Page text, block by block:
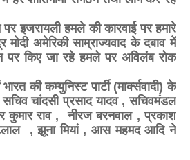
इजरायली हमले की कारवाई पर हमारे
अमेरिकी साम्राज्यवाद के दबाव में
पर किए जा रहे हमले पर अविलंब रोक
कम्युनिस्ट पार्टी (मार्क्सवादी) के
चांदसी प्रसाद यादव , सचिवमंडल
राव , नीरज बरनवाल , प्रकाश
, झूना मियां , आस महमद आदि ने